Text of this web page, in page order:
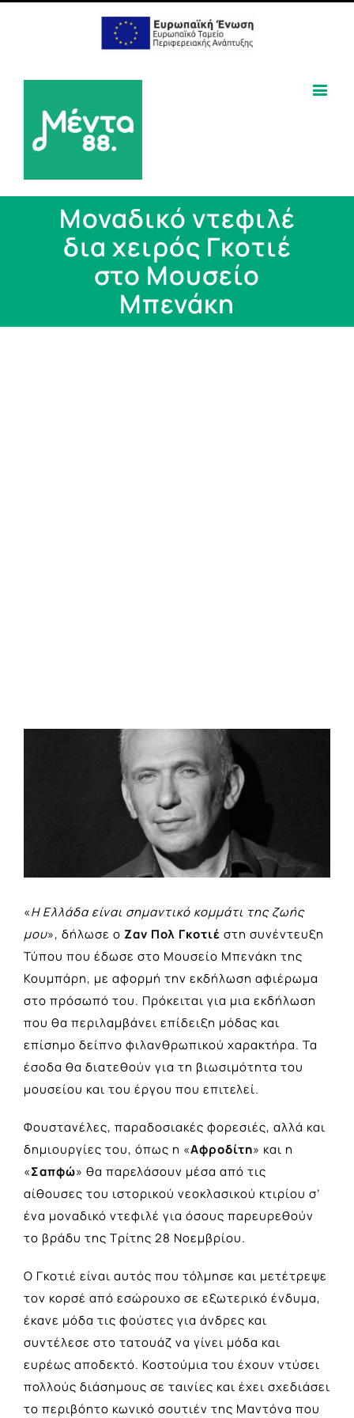
Μοναδικό ντεφιλέ
δια χειρός Γκοτιέ
στο Μουσείο
Μπενάκη
«Η Ελλάδα είναι σημαντικό κομμάτι της ζωής
μου», δήλωσε ο Zαν Πολ Γκοτιέ στη συνέντευξη
Τύπου που έδωσε στο Μουσείο Μπενάκη της
Κουμπάρη, με αφορμή την εκδήλωση αφιέρωμα
στο πρόσωπό του. Πρόκειται για μια εκδήλωση
που θα περιλαμβάνει επίδειξη μόδας και
επίσημο δείπνο φιλανθρωπικού χαρακτήρα. Τα
έσοδα θα διατεθούν για τη βιωσιμότητα του
μουσείου και του έργου που επιτελεί.
Φουστανέλες, παραδοσιακές φορεσιές, αλλά και
δημιουργίες του, όπως η «Αφροδίτη» και η
«Σαπφώ» θα παρελάσουν μέσα από τις
αίθουσες του ιστορικού νεοκλασικού κτιρίου σ’
ένα μοναδικό ντεφιλέ για όσους παρευρεθούν
το βράδυ της Τρίτης 28 Νοεμβρίου.
Ο Γκοτιέ είναι αυτός που τόλμησε και μετέτρεψε
τον κορσέ από εσώρουχο σε εξωτερικό ένδυμα,
έκανε μόδα τις φούστες για άνδρες και
συντέλεσε στο τατουάζ να γίνει μόδα και
ευρέως αποδεκτό. Κοστούμια του έχουν ντύσει
πολλούς διάσημους σε ταινίες και έχει σχεδιάσει
το περιβόητο κωνικό σουτιέν της Μαντόνα που